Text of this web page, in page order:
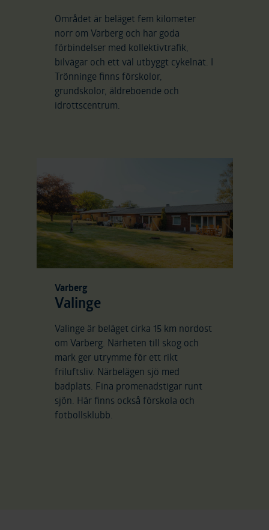
Området är beläget fem kilometer
norr om Varberg och har goda
förbindelser med kollektivtrafik,
bilvägar och ett väl utbyggt cykelnät. I
Trönninge finns förskolor,
grundskolor, äldreboende och
idrottscentrum.
Varberg
Valinge
Valinge är beläget cirka 15 km nordost
om Varberg. Närheten till skog och
mark ger utrymme för ett rikt
friluftsliv. Närbelägen sjö med
badplats. Fina promenadstigar runt
sjön. Här finns också förskola och
fotbollsklubb.